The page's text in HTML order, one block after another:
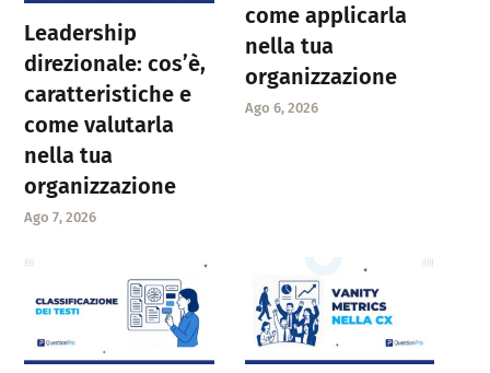
Leadership
direzionale: cos’è,
caratteristiche e
come valutarla
nella tua
organizzazione
Ago 7, 2026
come applicarla
nella tua
organizzazione
Ago 6, 2026